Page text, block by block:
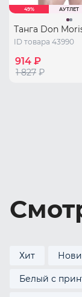
49% АУТЛЕТ
Танга Don
ID товара 43990
914 ₽
1 827 ₽
Хит
Белый с